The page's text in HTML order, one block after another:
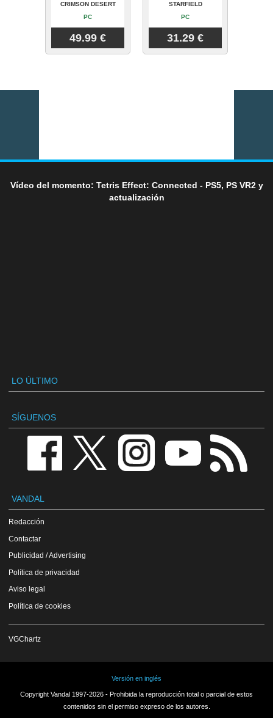
CRIMSON DESERT
PC
49.99 €
STARFIELD
PC
31.29 €
Vídeo del momento: Tetris Effect: Connected - PS5, PS VR2 y
actualización
LO ÚLTIMO
SÍGUENOS
VANDAL
Redacción
Contactar
Publicidad / Advertising
Política de privacidad
Aviso legal
Política de cookies
VGChartz
Versión en inglés
Copyright Vandal 1997-2026 - Prohibida la reproducción total o parcial de estos
contenidos sin el permiso expreso de los autores.